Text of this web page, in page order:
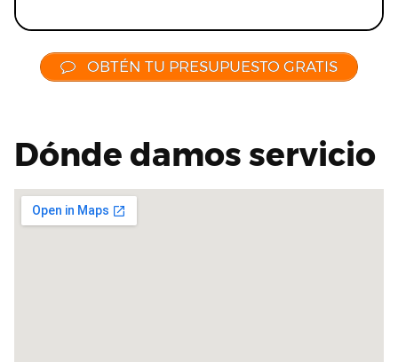
OBTÉN TU PRESUPUESTO GRATIS
Dónde damos servicio